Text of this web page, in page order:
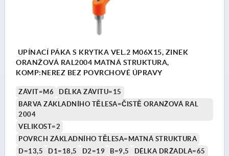
UPÍNACÍ PÁKA S KRYTKA VEL.2 M06X15, ZINEK
ORANŽOVÁ RAL2004 MATNÁ STRUKTURA,
KOMP:NEREZ BEZ POVRCHOVÉ ÚPRAVY
ZÁVIT=M6
DÉLKA ZÁVITU=15
BARVA ZÁKLADNÍHO TĚLESA=ČISTĚ ORANŽOVÁ RAL
2004
VELIKOST=2
POVRCH ZÁKLADNÍHO TĚLESA=MATNÁ STRUKTURA
D=13,5
D1=18,5 D2=19 B=9,5
DÉLKA DRŽADLA=65